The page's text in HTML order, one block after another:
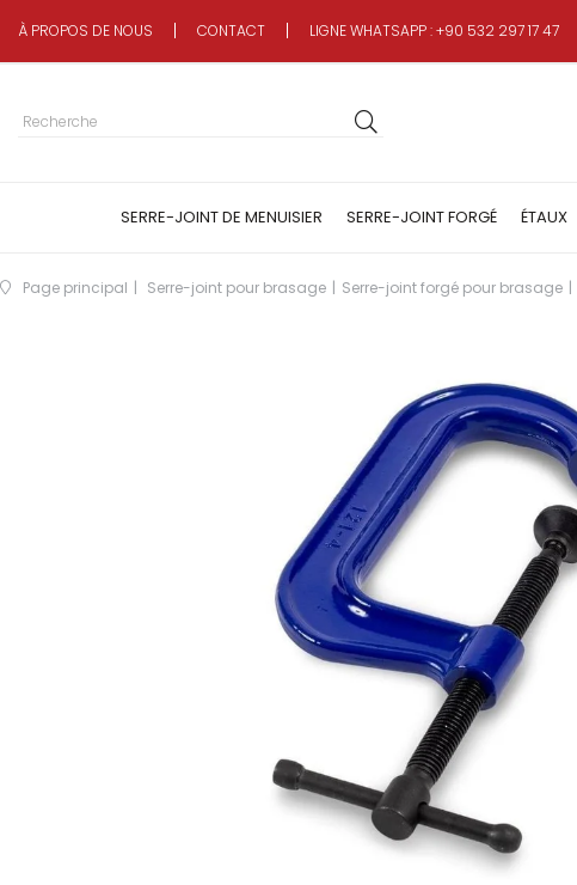
À PROPOS DE NOUS CONTACT LIGNE WHATSAPP : +90 532 297 17 47
SERRE-JOINT DE MENUISIER SERRE-JOINT FORGÉ ÉTAUX
Page principal Serre-joint pour brasage Serre-joint forgé pour brasage